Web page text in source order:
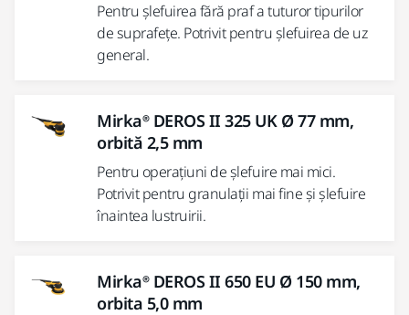
Pentru șlefuirea fără praf a tuturor tipurilor
de suprafețe. Potrivit pentru șlefuirea de uz
general.
Mirka® DEROS II 325 UK Ø 77 mm,
orbită 2,5 mm
Pentru operațiuni de șlefuire mai mici.
Potrivit pentru granulații mai fine și șlefuire
înaintea lustruirii.
Mirka® DEROS II 650 EU Ø 150 mm,
orbita 5,0 mm